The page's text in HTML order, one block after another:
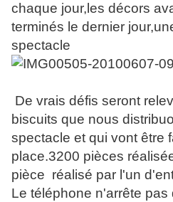
chaque jour,les décors
terminés le dernier
spectacle
De vrais défis seront
biscuits que nous
spectacle et qui vont être
place.3200 pièces
pièce réalisé par l'un
Le téléphone n'arrête